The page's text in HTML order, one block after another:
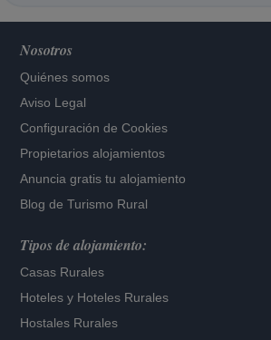
Nosotros
Quiénes somos
Aviso Legal
Configuración de Cookies
Propietarios alojamientos
Anuncia gratis tu alojamiento
Blog de Turismo Rural
Tipos de alojamiento:
Casas Rurales
Hoteles y Hoteles Rurales
Hostales Rurales